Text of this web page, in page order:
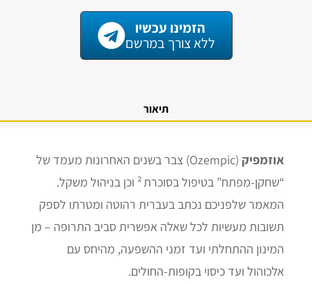
הזמינו עכשיו
ללא צורך במרשם
תיאור
אוזמפיק
(Ozempic) צבר בשנים האחרונות מעמד של
“שחקן‑מפתח” בטיפול בסוכרת ² וכן בניהול משקל.
המאמר שלפניכם נכתב בעברית רהוטה ומטרתו לספק
תשובות מעשיות לכל שאלה אפשרית סביב התרופה – מן
המינון ההתחלתי ועד זמני ההשפעה, מהיחס עם
אלכוהול ועד כיסוי בקופות‑החולים.